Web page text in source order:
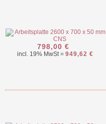
798,00 €
incl. 19% MwSt = 949,62 €